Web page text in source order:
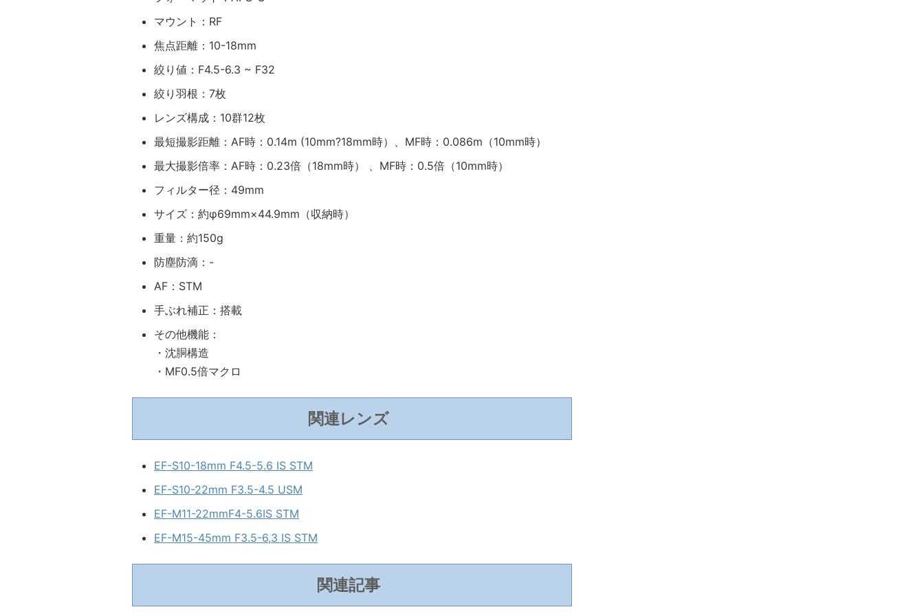
マウント：RF
焦点距離：10-18mm
絞り値：F4.5-6.3 ~ F32
絞り羽根：7枚
レンズ構成：10群12枚
最短撮影距離：AF時：0.14m (10mm?18mm時）、MF時：0.086m（10mm時）
最大撮影倍率：AF時：0.23倍（18mm時） 、MF時：0.5倍（10mm時）
フィルター径：49mm
サイズ：約φ69mm×44.9mm（収納時）
重量：約150g
防塵防滴：-
AF：STM
手ぶれ補正：搭載
その他機能：
・沈胴構造
・MF0.5倍マクロ
関連レンズ
EF-S10-18mm F4.5-5.6 IS STM
EF-S10-22mm F3.5-4.5 USM
EF-M11-22mmF4-5.6IS STM
EF-M15-45mm F3.5-6,3 IS STM
関連記事